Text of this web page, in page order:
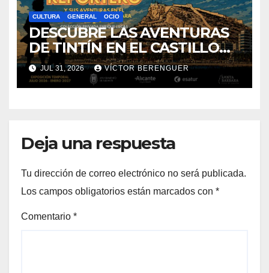
CULTURA GENERAL OCIO
DESCUBRE LAS AVENTURAS
DE TINTÍN EN EL CASTILLO
DE SANTA BÁRBARA DE
ALICANTE
JUL 31, 2026 VÍCTOR BERENGUER
Deja una respuesta
Tu dirección de correo electrónico no será publicada.
Los campos obligatorios están marcados con *
Comentario *